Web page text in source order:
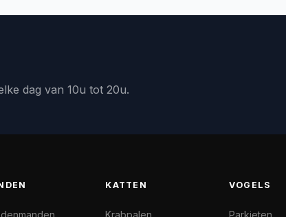
dag van 10u tot 20u.
KATTEN
Krabpalen
VOGELS
Parkieten